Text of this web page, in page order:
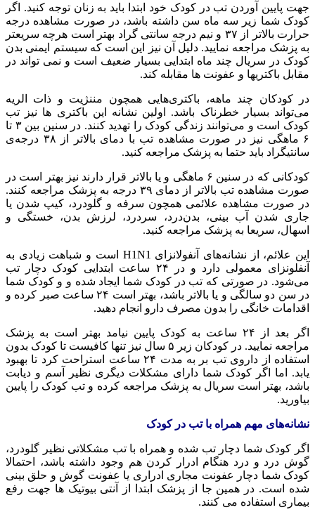
جهت پایین آوردن تب در کودک خود ابتدا باید به زنان توجه کنید. اگر
کودک شما زیر سه ماه سن داشته باشد، در صورت مشاهده درجه
حرارت بالاتر از ۳۷ و نیم درجه سانتی گراد بهتر است هرچه سریعتر
به پزشک مراجعه نمایید. دلیل آن نیز این است که سیستم ایمنی بدن
کودک در سریال چند ماه ابتدایی بسیار ضعیف است و نمی تواند در
مقابل باکتریها و عفونت ها مقابله کند.
در کودکان چند ماهه، باکتری‌هایی همچون مننژیت و ذات الریه
می‌تواند بسیار خطرناک باشد. اولین نشانه‌ این باکتری ها نیز تب
کودک است و می‌توانند زندگی کودک را تهدید کنند. در سنین بین ۳ تا
۶ ماهگی نیز در صورت مشاهده تب با دمای بالاتر از ۳۸ درجه‌ی
سانتیگراد باید حتما به پزشک مراجعه کنید.
کودکانی که در سنین ۶ ماهگی و یا بالاتر قرار دارند نیز بهتر است در
صورت مشاهده تب بالاتر از دمای ۳۹ درجه به پزشک مراجعه کنند.
در صورت مشاهده علائمی همچون سرفه و گلودرد، کیپ شدن یا
جاری شدن آب بینی، بدن‌درد، سردرد، لرزش بدن، خستگی و
اسهال، سریعا به پزشک مراجعه کنید.
این علائم، از نشانه‌های آنفولانزای H1N1 است و شباهت زیادی به
آنفلونزای معمولی دارد و در ۲۴ ساعت ابتدایی کودک دچار تب
می‌شود. در صورتی که تب در کودک شما ایجاد شده و و کودک شما
در سن دو سالگی و یا بالاتر باشد، بهتر است ۲۴ ساعت صبر کرده و
اقدامات خانگی را بدون مصرف دارو انجام دهید.
اگر بعد از ۲۴ ساعت به کودک پایین نیامد بهتر است به پزشک
مراجعه نمایید. در کودکان زیر ۵ سال نیز تنها کافیست تا کودک بدون
استفاده از داروی تب بر به مدت ۲۴ ساعت استراحت کرد تا بهبود
یابد. اما اگر کودک شما دارای مشکلات دیگری نظیر آسم و دیابت
باشد، بهتر است سریال به پزشک مراجعه کرده و تب کودک را پایین
بیاورید.
نشانه‌های مهم همراه با تب در کودک
اگر کودک شما دچار تب شده و همراه با تب مشکلاتی نظیر گلودرد،
گوش درد و درد هنگام ادرار کردن هم وجود داشته باشد، احتمالا
کودک شما دچار عفونت مجاری ادراری یا عفونت گوش و حلق بینی
شده است. در همین جا از پزشک ابتدا از آنتی بیوتیک ها جهت رفع
بیماری استفاده می کنند.